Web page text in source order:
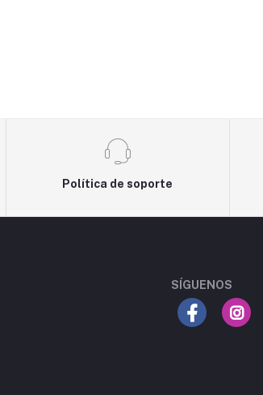
Política de soporte
SÍGUENOS